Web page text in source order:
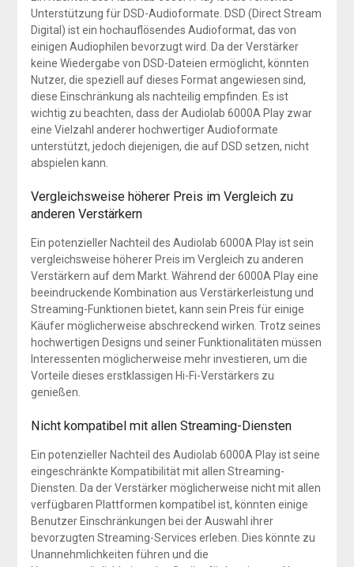
Unterstützung für DSD-Audioformate. DSD (Direct Stream
Digital) ist ein hochauflösendes Audioformat, das von
einigen Audiophilen bevorzugt wird. Da der Verstärker
keine Wiedergabe von DSD-Dateien ermöglicht, könnten
Nutzer, die speziell auf dieses Format angewiesen sind,
diese Einschränkung als nachteilig empfinden. Es ist
wichtig zu beachten, dass der Audiolab 6000A Play zwar
eine Vielzahl anderer hochwertiger Audioformate
unterstützt, jedoch diejenigen, die auf DSD setzen, nicht
abspielen kann.
Vergleichsweise höherer Preis im Vergleich zu
anderen Verstärkern
Ein potenzieller Nachteil des Audiolab 6000A Play ist sein
vergleichsweise höherer Preis im Vergleich zu anderen
Verstärkern auf dem Markt. Während der 6000A Play eine
beeindruckende Kombination aus Verstärkerleistung und
Streaming-Funktionen bietet, kann sein Preis für einige
Käufer möglicherweise abschreckend wirken. Trotz seines
hochwertigen Designs und seiner Funktionalitäten müssen
Interessenten möglicherweise mehr investieren, um die
Vorteile dieses erstklassigen Hi-Fi-Verstärkers zu
genießen.
Nicht kompatibel mit allen Streaming-Diensten
Ein potenzieller Nachteil des Audiolab 6000A Play ist seine
eingeschränkte Kompatibilität mit allen Streaming-
Diensten. Da der Verstärker möglicherweise nicht mit allen
verfügbaren Plattformen kompatibel ist, könnten einige
Benutzer Einschränkungen bei der Auswahl ihrer
bevorzugten Streaming-Services erleben. Dies könnte zu
Unannehmlichkeiten führen und die